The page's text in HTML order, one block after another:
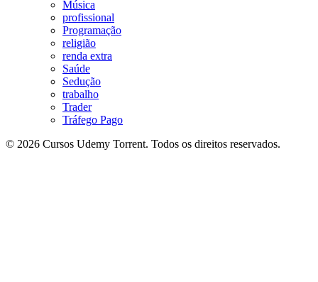
Música
profissional
Programação
religião
renda extra
Saúde
Sedução
trabalho
Trader
Tráfego Pago
© 2026 Cursos Udemy Torrent. Todos os direitos reservados.